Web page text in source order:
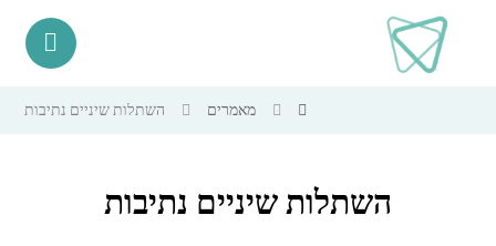
מאמרים השתלות שיניים נתיבות
השתלות שיניים נתיבות